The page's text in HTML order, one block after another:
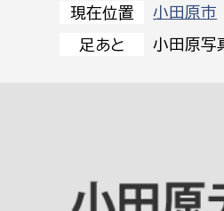
いざというときに
対象者を選択
組織から探す
部に属さない室
現在位置 小田原市
足あと 小田原写